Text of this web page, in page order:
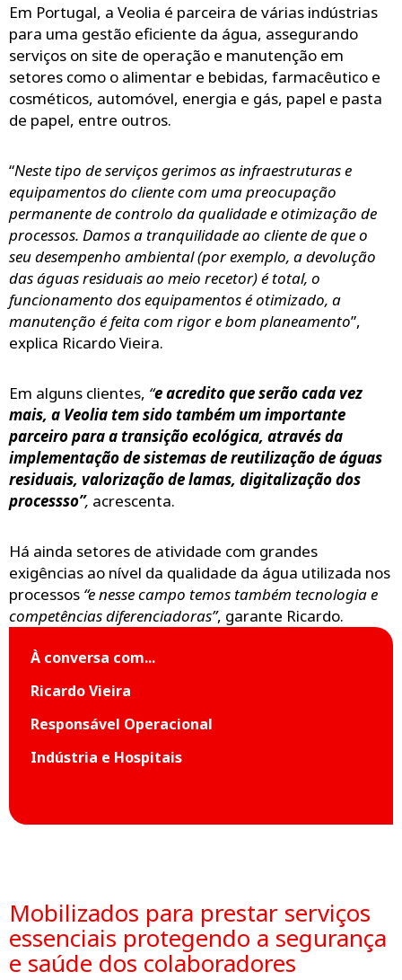
Em Portugal, a Veolia é parceira de várias indústrias
para uma gestão eficiente da água, assegurando
serviços on site de operação e manutenção em
setores como o alimentar e bebidas, farmacêutico e
cosméticos, automóvel, energia e gás, papel e pasta
de papel, entre outros.
“Neste tipo de serviços gerimos as infraestruturas e
equipamentos do cliente com uma preocupação
permanente de controlo da qualidade e otimização de
processos. Damos a tranquilidade ao cliente de que o
seu desempenho ambiental (por exemplo, a devolução
das águas residuais ao meio recetor) é total, o
funcionamento dos equipamentos é otimizado, a
manutenção é feita com rigor e bom planeamento”,
explica Ricardo Vieira.
Em alguns clientes, “e acredito que serão cada vez
mais, a Veolia tem sido também um importante
parceiro para a transição ecológica, através da
implementação de sistemas de reutilização de águas
residuais, valorização de lamas, digitalização dos
processso”, acrescenta.
Há ainda setores de atividade com grandes
exigências ao nível da qualidade da água utilizada nos
processos “e nesse campo temos também tecnologia e
competências diferenciadoras”, garante Ricardo.
À conversa com...
Ricardo Vieira
Responsável Operacional
Indústria e Hospitais
Mobilizados para prestar serviços
essenciais protegendo a segurança
e saúde dos colaboradores